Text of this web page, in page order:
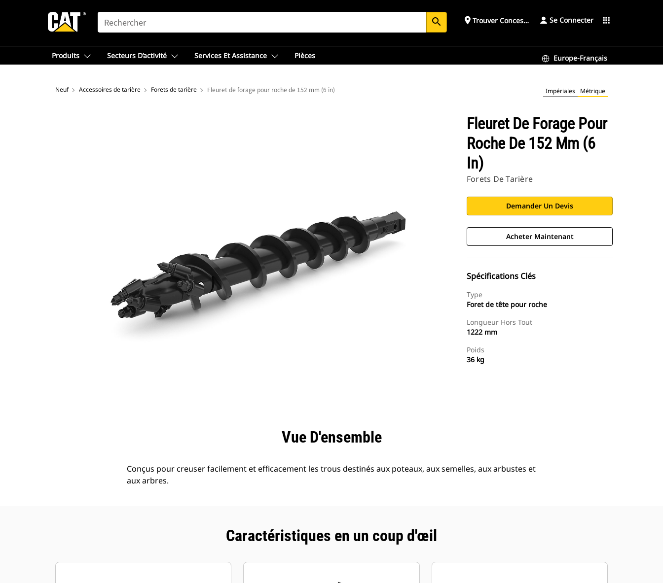
SEARCH search place Trouver ConcessionnaireSe Connecter apps
Produits Secteurs D’activité Services Et Assistance Pièces Europe-Français
Neuf Accessoires de tarière Forets de tarière Fleuret de forage pour roche de 152 mm (6 in) Impériales Métrique
Fleuret De Forage Pour
Roche De 152 Mm (6
In)
Forets De Tarière
Demander Un Devis
Acheter Maintenant
Spécifications Clés
Type
Foret de tête pour roche
Longueur Hors Tout
1222 mm
Poids
36 kg
Vue D'ensemble
Conçus pour creuser facilement et efficacement les trous destinés aux poteaux, aux semelles, aux arbustes et
aux arbres.
Caractéristiques en un coup d'œil